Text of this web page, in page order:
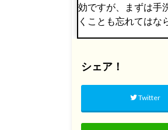
効ですが、まずは手
くことも忘れてはな
シェア！
Twitter